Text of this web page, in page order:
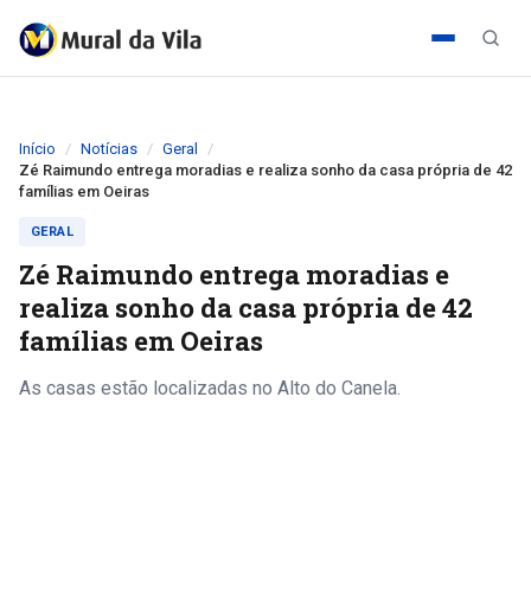
Início Notícias
Geral
Zé Raimundo entrega moradias e realiza sonho da casa própria de 42
famílias em Oeiras
GERAL
Zé Raimundo entrega moradias e
realiza sonho da casa própria de 42
famílias em Oeiras
As casas estão localizadas no Alto do Canela.